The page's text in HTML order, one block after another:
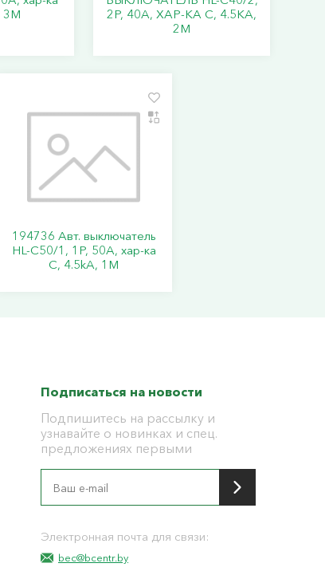
3M
2P, 40A, ХАР-КА C, 4.5KA,
2M
194736 Авт. выключатель
HL-C50/1, 1P, 50A, хар-ка
C, 4.5kA, 1M
Подписаться на новости
Подпишитесь на рассылку и
узнавайте о новинках и спец.
предложениях первыми
Электронная почта для связи:
bec@bcentr.by